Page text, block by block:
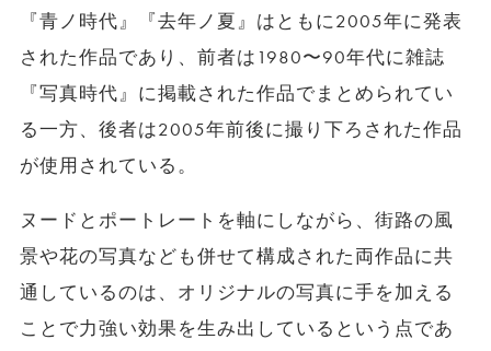
『青ノ時代』『去年ノ夏』はともに2005年に発表
された作品であり、前者は1980〜90年代に雑誌
『写真時代』に掲載された作品でまとめられてい
る一方、後者は2005年前後に撮り下ろされた作品
が使用されている。
ヌードとポートレートを軸にしながら、街路の風
景や花の写真なども併せて構成された両作品に共
通しているのは、オリジナルの写真に手を加える
ことで力強い効果を生み出しているという点であ